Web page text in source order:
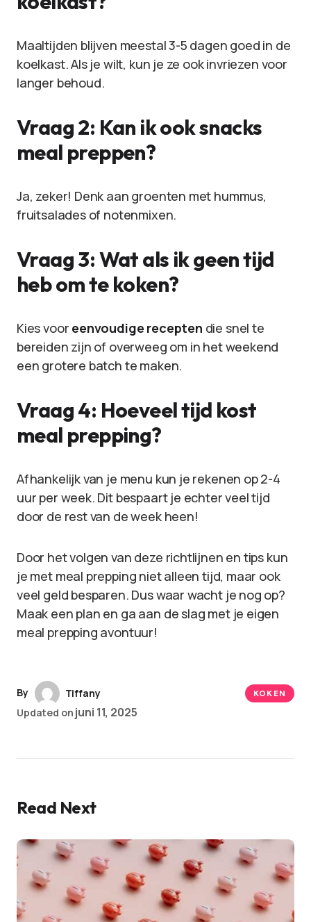
Maaltijden blijven meestal 3-5 dagen goed in de
koelkast. Als je wilt, kun je ze ook invriezen voor
langer behoud.
Vraag 2: Kan ik ook snacks
meal preppen?
Ja, zeker! Denk aan groenten met hummus,
fruitsalades of notenmixen.
Vraag 3: Wat als ik geen tijd
heb om te koken?
Kies voor eenvoudige recepten die snel te
bereiden zijn of overweeg om in het weekend
een grotere batch te maken.
Vraag 4: Hoeveel tijd kost
meal prepping?
Afhankelijk van je menu kun je rekenen op 2-4
uur per week. Dit bespaart je echter veel tijd
door de rest van de week heen!
Door het volgen van deze richtlijnen en tips kun
je met meal prepping niet alleen tijd, maar ook
veel geld besparen. Dus waar wacht je nog op?
Maak een plan en ga aan de slag met je eigen
meal prepping avontuur!
By
Tiffany
Updated on juni 11, 2025
KOKEN
Read Next